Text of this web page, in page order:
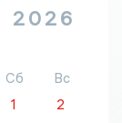
2026
Сб
Вс
1
2